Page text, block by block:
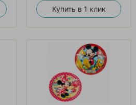
Купить в 1 клик